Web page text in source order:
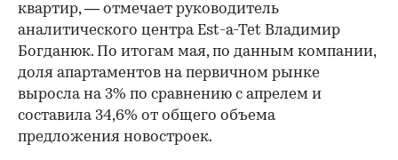
квартир, — отмечает руководитель
аналитического центра Est-a-Tet Владимир
Богданюк. По итогам мая, по данным компании,
доля апартаментов на первичном рынке
выросла на 3% по сравнению с апрелем и
составила 34,6% от общего объема
предложения новостроек.